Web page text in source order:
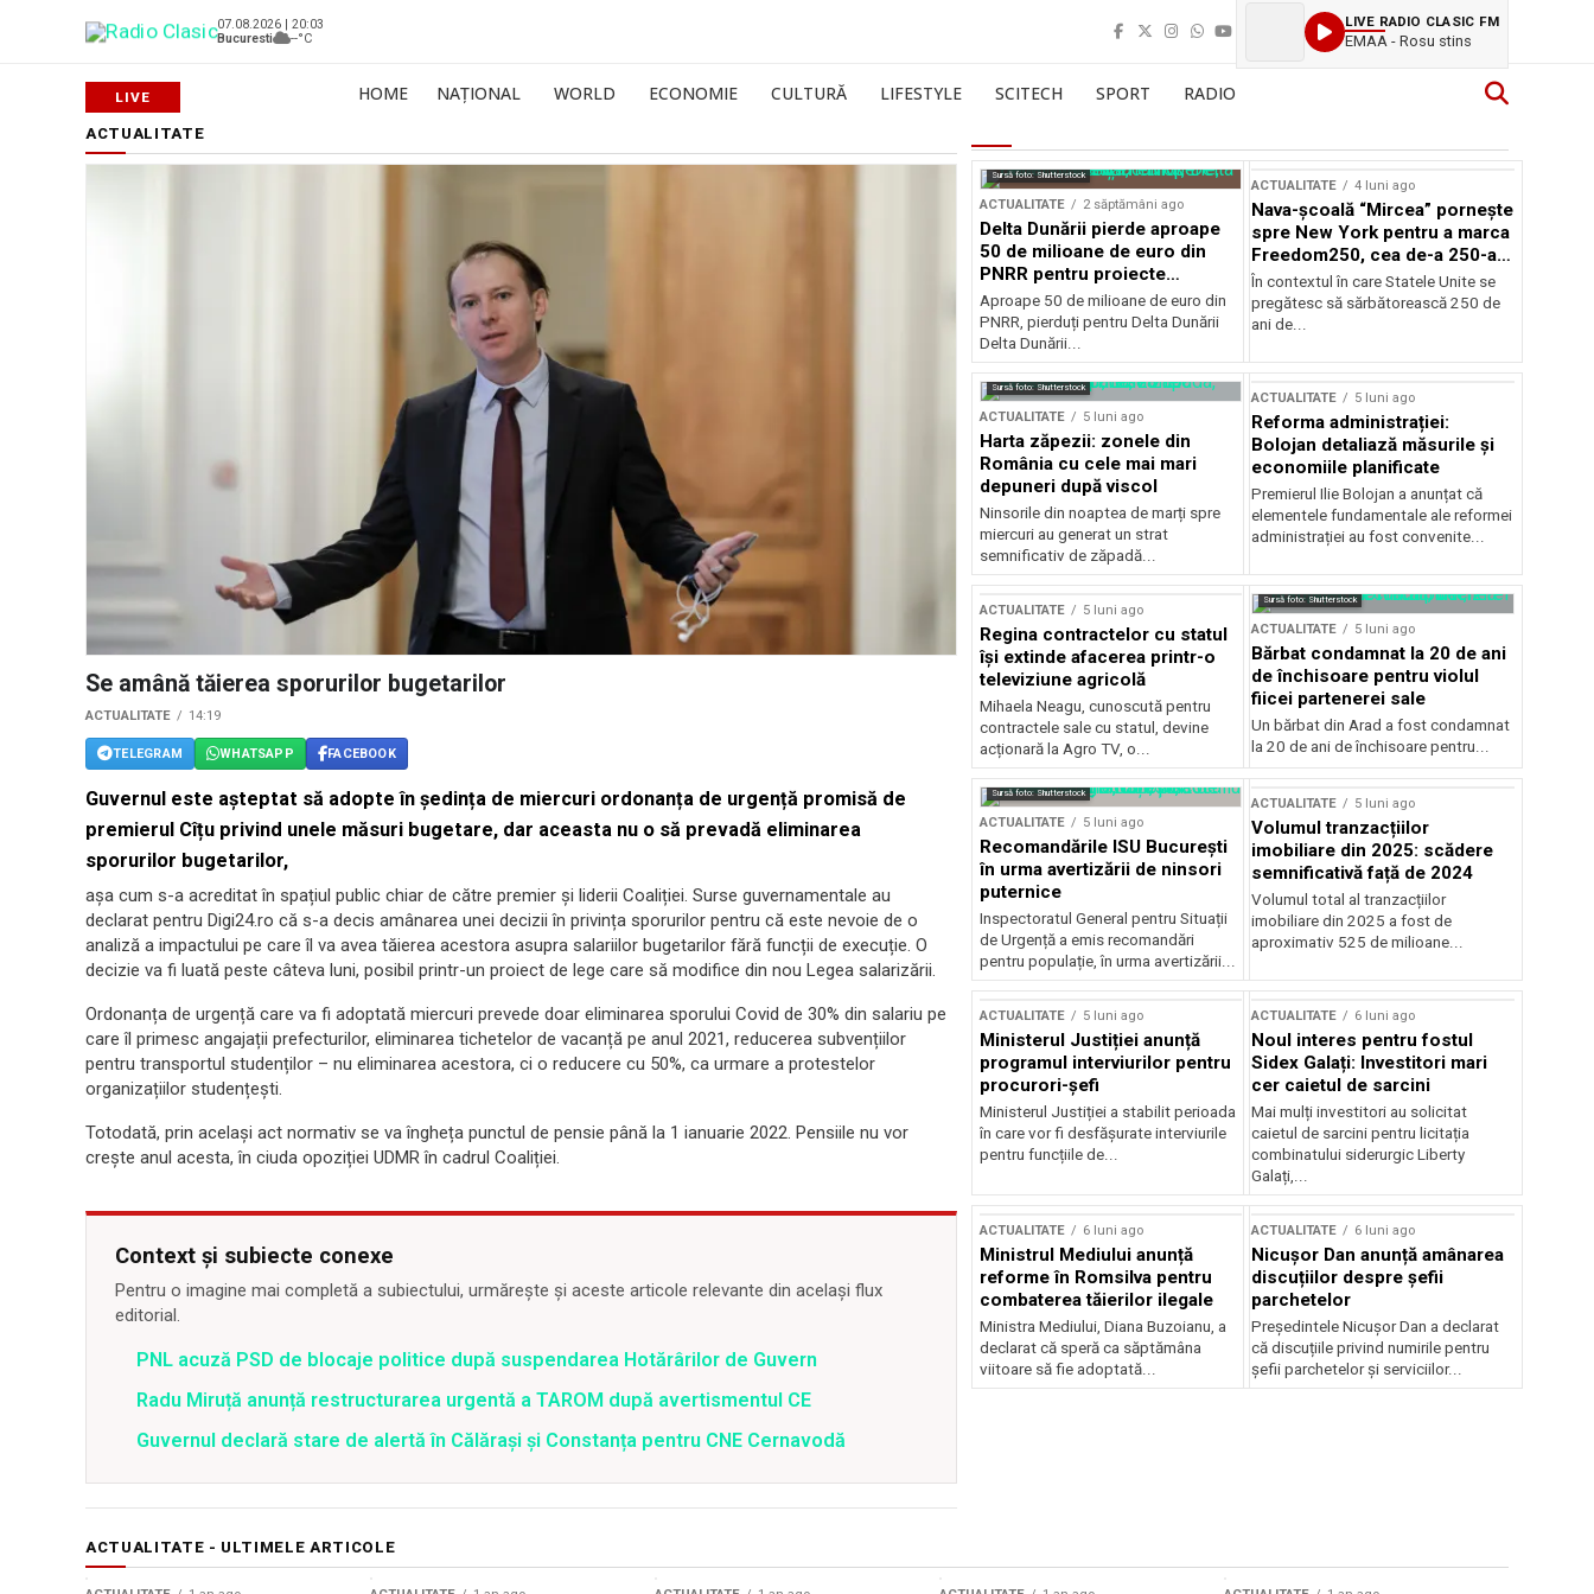
07.08.2026 | 20:03
Bucuresti
--°C
LIVE RADIO CLASIC FM
EMAA - Rosu stins
HOME NAȚIONAL WORLD ECONOMIE CULTURĂ LIFESTYLE SCITECH SPORT RADIO
ACTUALITATE
Se amână tăierea sporurilor bugetarilor
ACTUALITATE 14:19
TELEGRAM WHATSAPP FACEBOOK
Guvernul este așteptat să adopte în ședința de miercuri ordonanța de urgență promisă de
premierul Cîțu privind unele măsuri bugetare, dar aceasta nu o să prevadă eliminarea
sporurilor bugetarilor,
așa cum s-a acreditat în spațiul public chiar de către premier și liderii Coaliției. Surse guvernamentale au
declarat pentru Digi24.ro că s-a decis amânarea unei decizii în privința sporurilor pentru că este nevoie de o
analiză a impactului pe care îl va avea tăierea acestora asupra salariilor bugetarilor fără funcții de execuție. O
decizie va fi luată peste câteva luni, posibil printr-un proiect de lege care să modifice din nou Legea salarizării.
Ordonanța de urgență care va fi adoptată miercuri prevede doar eliminarea sporului Covid de 30% din salariu pe
care îl primesc angajații prefecturilor, eliminarea tichetelor de vacanță pe anul 2021, reducerea subvențiilor
pentru transportul studenților – nu eliminarea acestora, ci o reducere cu 50%, ca urmare a protestelor
organizațiilor studențești.
Totodată, prin același act normativ se va îngheța punctul de pensie până la 1 ianuarie 2022. Pensiile nu vor
crește anul acesta, în ciuda opoziției UDMR în cadrul Coaliției.
Context și subiecte conexe
Pentru o imagine mai completă a subiectului, urmărește și aceste articole relevante din același flux
editorial.
PNL acuză PSD de blocaje politice după suspendarea Hotărârilor de Guvern
Radu Miruță anunță restructurarea urgentă a TAROM după avertismentul CE
Guvernul declară stare de alertă în Călărași și Constanța pentru CNE Cernavodă
Sursă foto: Shutterstock
ACTUALITATE 2 săptămâni ago
Delta Dunării pierde aproape
50 de milioane de euro din
PNRR pentru proiecte
esențiale
Aproape 50 de milioane de euro din
PNRR, pierduți pentru Delta Dunării
Delta Dunării...
ACTUALITATE 4 luni ago
Nava-școală “Mircea” pornește
spre New York pentru a marca
Freedom250, cea de-a 250-a
aniversare a Statelor Unite
În contextul în care Statele Unite se
pregătesc să sărbătorească 250 de
ani de...
Sursă foto: Shutterstock
ACTUALITATE 5 luni ago
Harta zăpezii: zonele din
România cu cele mai mari
depuneri după viscol
Ninsorile din noaptea de marți spre
miercuri au generat un strat
semnificativ de zăpadă...
ACTUALITATE 5 luni ago
Reforma administrației:
Bolojan detaliază măsurile și
economiile planificate
Premierul Ilie Bolojan a anunțat că
elementele fundamentale ale reformei
administrației au fost convenite...
ACTUALITATE 5 luni ago
Regina contractelor cu statul
își extinde afacerea printr-o
televiziune agricolă
Mihaela Neagu, cunoscută pentru
contractele sale cu statul, devine
acționară la Agro TV, o...
Sursă foto: Shutterstock
ACTUALITATE 5 luni ago
Bărbat condamnat la 20 de ani
de închisoare pentru violul
fiicei partenerei sale
Un bărbat din Arad a fost condamnat
la 20 de ani de închisoare pentru...
Sursă foto: Shutterstock
ACTUALITATE 5 luni ago
Recomandările ISU București
în urma avertizării de ninsori
puternice
Inspectoratul General pentru Situații
de Urgență a emis recomandări
pentru populație, în urma avertizării...
ACTUALITATE 5 luni ago
Volumul tranzacțiilor
imobiliare din 2025: scădere
semnificativă față de 2024
Volumul total al tranzacțiilor
imobiliare din 2025 a fost de
aproximativ 525 de milioane...
ACTUALITATE 5 luni ago
Ministerul Justiției anunță
programul interviurilor pentru
procurori-șefi
Ministerul Justiției a stabilit perioada
în care vor fi desfășurate interviurile
pentru funcțiile de...
ACTUALITATE 6 luni ago
Noul interes pentru fostul
Sidex Galați: Investitori mari
cer caietul de sarcini
Mai mulți investitori au solicitat
caietul de sarcini pentru licitația
combinatului siderurgic Liberty
Galați,...
ACTUALITATE 6 luni ago
Ministrul Mediului anunță
reforme în Romsilva pentru
combaterea tăierilor ilegale
Ministra Mediului, Diana Buzoianu, a
declarat că speră ca săptămâna
viitoare să fie adoptată...
ACTUALITATE 6 luni ago
Nicușor Dan anunță amânarea
discuțiilor despre șefii
parchetelor
Președintele Nicușor Dan a declarat
că discuțiile privind numirile pentru
șefii parchetelor și serviciilor...
ACTUALITATE - ULTIMELE ARTICOLE